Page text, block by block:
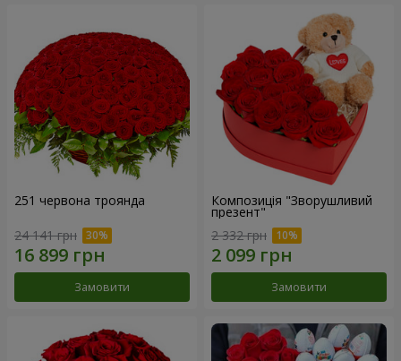
251 червона троянда
24 141 грн
Замовити
Композиція "Зворушливий
презент"
2 332 грн
Замовити